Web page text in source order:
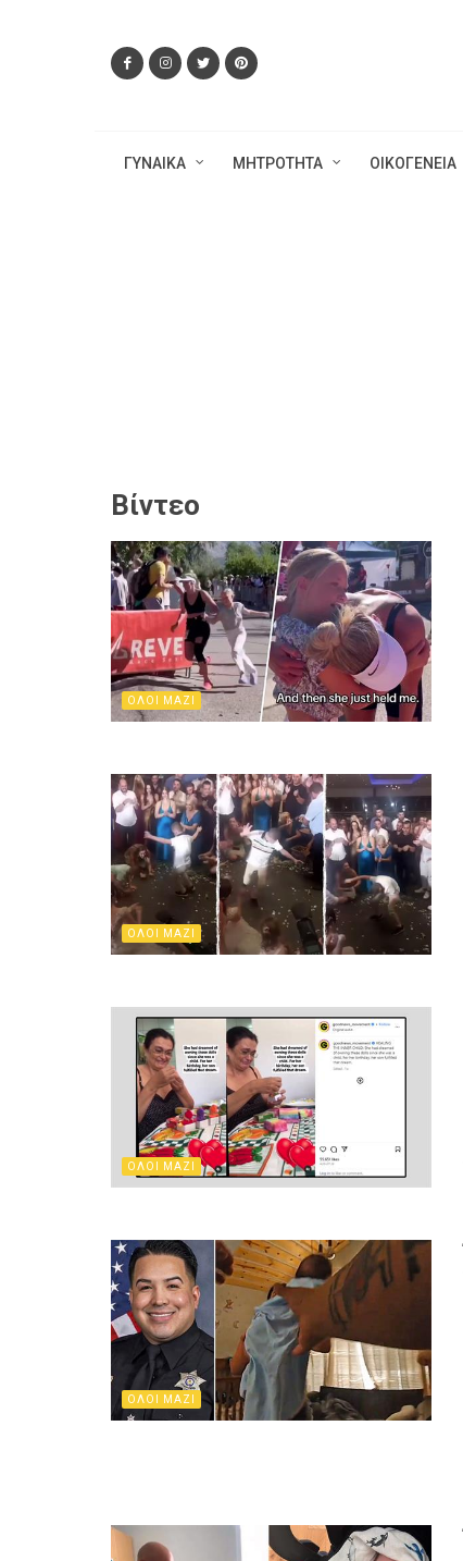
ΓΥΝΑΙΚΑ ΜΗΤΡΟΤΗΤΑ ΟΙΚΟΓΕΝΕΙΑ
Βίντεο
ΟΛΟΙ ΜΑΖΙ
ΟΛΟΙ ΜΑΖΙ
ΟΛΟΙ ΜΑΖΙ
ΟΛΟΙ ΜΑΖΙ